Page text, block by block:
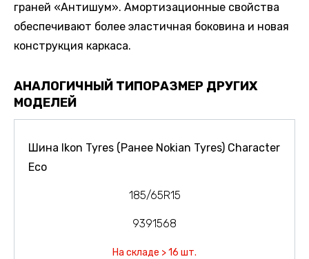
граней «Антишум». Амортизационные свойства
обеспечивают более эластичная боковина и новая
конструкция каркаса.
АНАЛОГИЧНЫЙ ТИПОРАЗМЕР ДРУГИХ
МОДЕЛЕЙ
Шина Ikon Tyres (Ранее Nokian Tyres) Character
Eco
185/65R15
9391568
На складе > 16 шт.